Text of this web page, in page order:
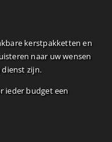
kerstpakketten en
naar uw wensen
zijn.
ieder budget een